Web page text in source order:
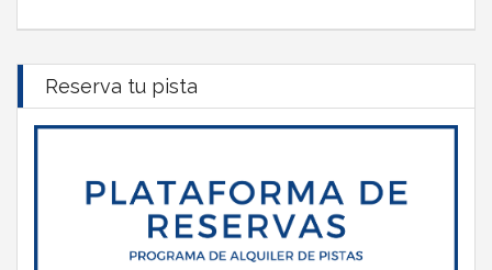
Reserva tu pista